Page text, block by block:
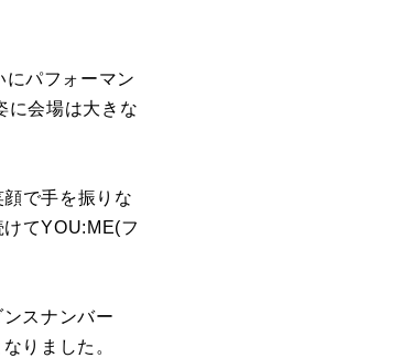
パフォーマン
に会場は大きな
で手を振りな
てYOU:ME(フ
スナンバー
りました。